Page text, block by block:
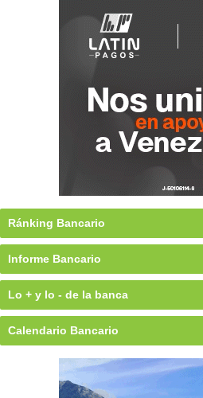
Ránking Bancario
Informe Bancario
Lo + y lo - de la banca
Calendario Bancario